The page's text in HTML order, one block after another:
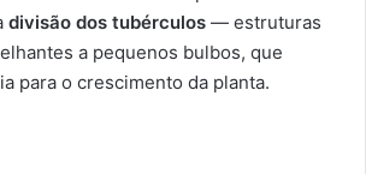
divisão dos tubérculos — estruturas
a pequenos bulbos, que
para o crescimento da planta.